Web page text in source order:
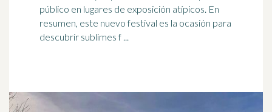
público en lugares de exposición atípicos. En
resumen, este nuevo festival es la ocasión para
descubrir sublimes f ...